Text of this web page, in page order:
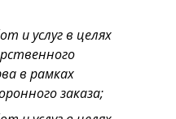
и услуг в целях
в рамках
заказа;